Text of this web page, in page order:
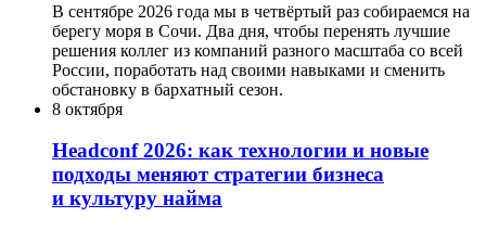
В сентябре 2026 года мы в четвёртый раз собираемся на
берегу моря в Сочи. Два дня, чтобы перенять лучшие
решения коллег из компаний разного масштаба со всей
России, поработать над своими навыками и сменить
обстановку в бархатный сезон.
8 октября
Headсonf 2026: как технологии и новые
подходы меняют стратегии бизнеса
и культуру найма